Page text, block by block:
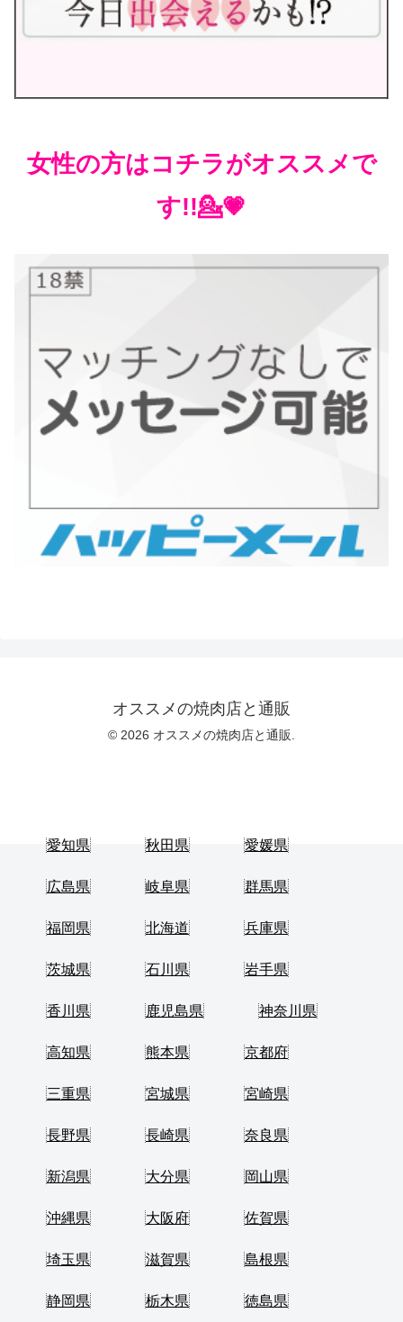
女性の方はコチラがオススメで
す!!💁💗
オススメの焼肉店と通販
© 2026 オススメの焼肉店と通販.
愛知県 秋田県 愛媛県
広島県 岐阜県 群馬県
福岡県 北海道 兵庫県
茨城県 石川県 岩手県
香川県 鹿児島県 神奈川県
高知県 熊本県 京都府
三重県 宮城県 宮崎県
長野県 長崎県 奈良県
新潟県 大分県 岡山県
沖縄県 大阪府 佐賀県
埼玉県 滋賀県 島根県
静岡県 栃木県 徳島県